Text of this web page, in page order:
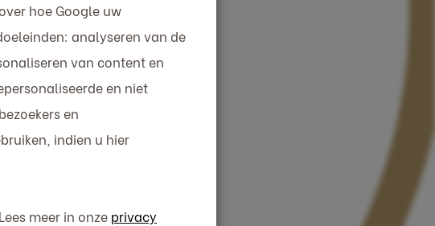
hoe Google uw
analyseren van de
van content en
en niet
en
indien u hier
Lees meer in onze privacy